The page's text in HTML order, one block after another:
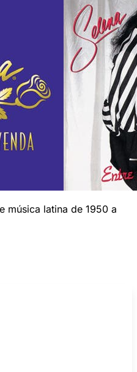
música latina de 1950 a